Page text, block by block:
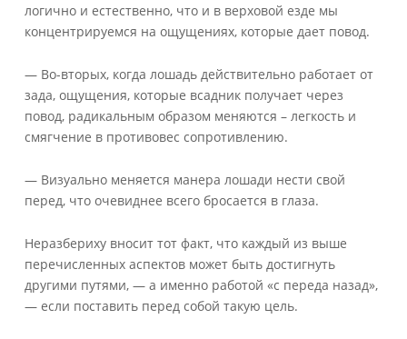
логично и естественно, что и в верховой езде мы
концентрируемся на ощущениях, которые дает повод.
— Во-вторых, когда лошадь действительно работает от
зада, ощущения, которые всадник получает через
повод, радикальным образом меняются – легкость и
смягчение в противовес сопротивлению.
— Визуально меняется манера лошади нести свой
перед, что очевиднее всего бросается в глаза.
Неразбериху вносит тот факт, что каждый из выше
перечисленных аспектов может быть достигнуть
другими путями, — а именно работой «с переда назад»,
— если поставить перед собой такую цель.